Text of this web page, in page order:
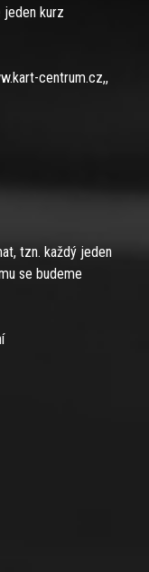
jeden kurz
centrum.cz,,
tzn. každý jeden
se budeme